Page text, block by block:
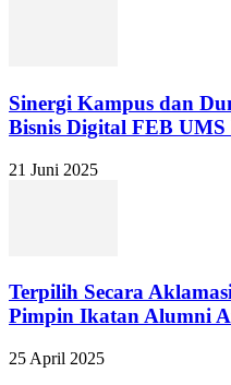
Sinergi Kampus dan
Bisnis Digital FEB UMS
21 Juni 2025
Terpilih Secara
Pimpin Ikatan Alumni
25 April 2025